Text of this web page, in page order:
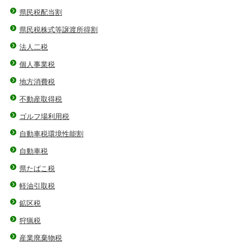
県民税配当割
県民税株式等譲渡所得割
法人二税
個人事業税
地方消費税
不動産取得税
ゴルフ場利用税
自動車税環境性能割
自動車税
県たばこ税
軽油引取税
鉱区税
狩猟税
産業廃棄物税